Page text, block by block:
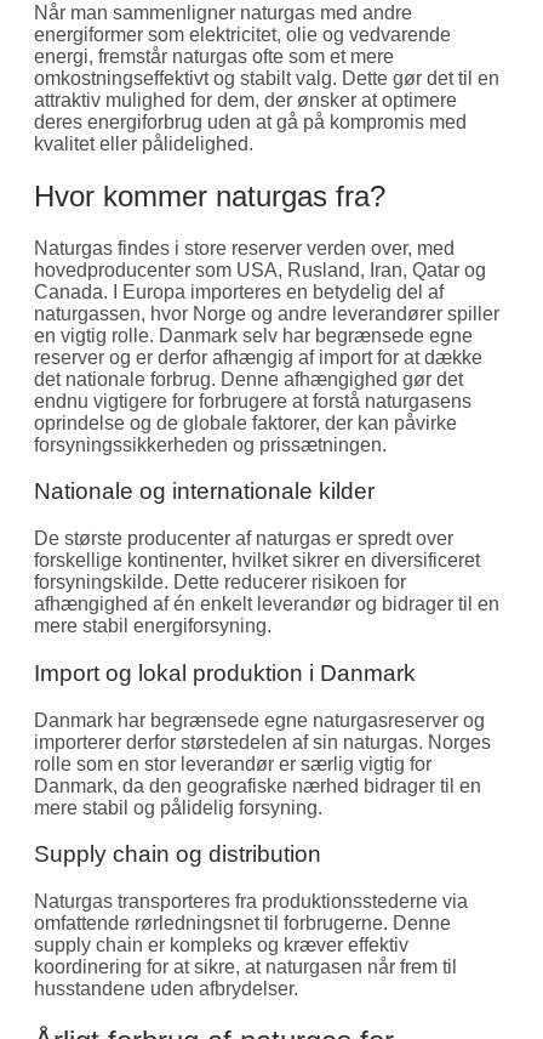
Når man sammenligner naturgas med andre
energiformer som elektricitet, olie og vedvarende
energi, fremstår naturgas ofte som et mere
omkostningseffektivt og stabilt valg. Dette gør det til en
attraktiv mulighed for dem, der ønsker at optimere
deres energiforbrug uden at gå på kompromis med
kvalitet eller pålidelighed.
Hvor kommer naturgas fra?
Naturgas findes i store reserver verden over, med
hovedproducenter som USA, Rusland, Iran, Qatar og
Canada. I Europa importeres en betydelig del af
naturgassen, hvor Norge og andre leverandører spiller
en vigtig rolle. Danmark selv har begrænsede egne
reserver og er derfor afhængig af import for at dække
det nationale forbrug. Denne afhængighed gør det
endnu vigtigere for forbrugere at forstå naturgasens
oprindelse og de globale faktorer, der kan påvirke
forsyningssikkerheden og prissætningen.
Nationale og internationale kilder
De største producenter af naturgas er spredt over
forskellige kontinenter, hvilket sikrer en diversificeret
forsyningskilde. Dette reducerer risikoen for
afhængighed af én enkelt leverandør og bidrager til en
mere stabil energiforsyning.
Import og lokal produktion i Danmark
Danmark har begrænsede egne naturgasreserver og
importerer derfor størstedelen af sin naturgas. Norges
rolle som en stor leverandør er særlig vigtig for
Danmark, da den geografiske nærhed bidrager til en
mere stabil og pålidelig forsyning.
Supply chain og distribution
Naturgas transporteres fra produktionsstederne via
omfattende rørledningsnet til forbrugerne. Denne
supply chain er kompleks og kræver effektiv
koordinering for at sikre, at naturgasen når frem til
husstandene uden afbrydelser.